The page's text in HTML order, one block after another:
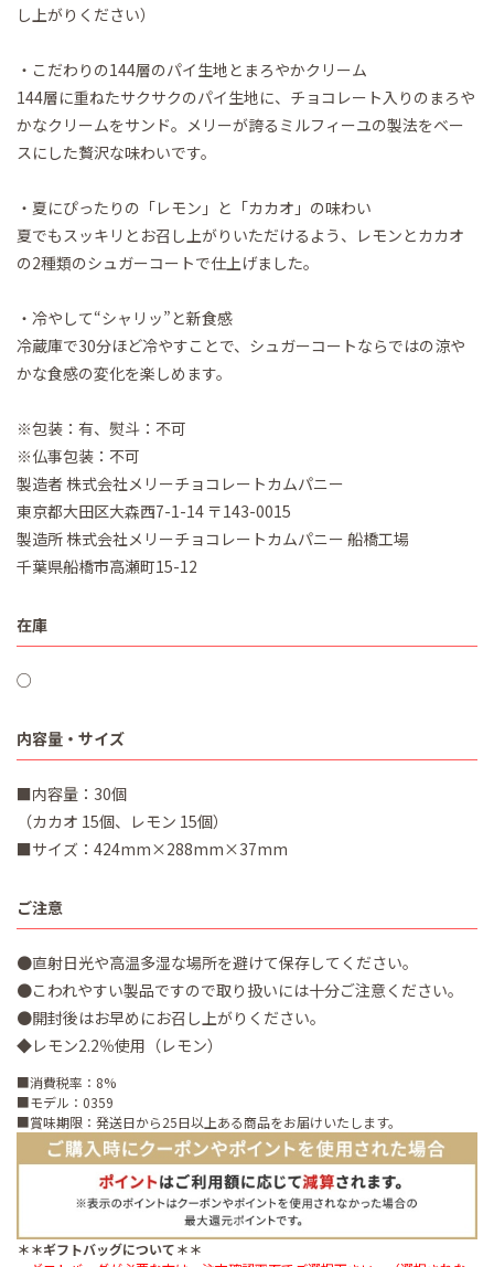
し上がりください）
・こだわりの144層のパイ生地とまろやかクリーム
144層に重ねたサクサクのパイ生地に、チョコレート入りのまろや
かなクリームをサンド。メリーが誇るミルフィーユの製法をベー
スにした贅沢な味わいです。
・夏にぴったりの「レモン」と「カカオ」の味わい
夏でもスッキリとお召し上がりいただけるよう、レモンとカカオ
の2種類のシュガーコートで仕上げました。
・冷やして“シャリッ”と新食感
冷蔵庫で30分ほど冷やすことで、シュガーコートならではの涼や
かな食感の変化を楽しめます。
※包装：有、熨斗：不可
※仏事包装：不可
製造者 株式会社メリーチョコレートカムパニー
東京都大田区大森西7-1-14 〒143-0015
製造所 株式会社メリーチョコレートカムパニー 船橋工場
千葉県船橋市高瀬町15-12
在庫
○
内容量・サイズ
■内容量：30個
（カカオ 15個、レモン 15個）
■サイズ：424mm×288mm×37mm
ご注意
●直射日光や高温多湿な場所を避けて保存してください。
●こわれやすい製品ですので取り扱いには十分ご注意ください。
●開封後はお早めにお召し上がりください。
◆レモン2.2％使用（レモン）
■消費税率：8%
■モデル：0359
■賞味期限：発送日から25日以上ある商品をお届けいたします。
＊＊ギフトバッグについて＊＊